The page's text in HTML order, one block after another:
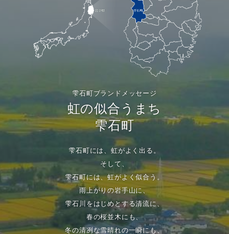
雫石町ブランドメッセージ
虹の似合うまち
雫石町
雫石町には、虹がよく出る。
そして、
雫石町には、虹がよく似合う。
雨上がりの岩手山に、
雫石川をはじめとする清流に、
春の桜並木にも、
冬の清冽な雪晴れの一瞬にも、